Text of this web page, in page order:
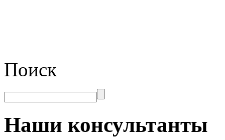
Поиск
Наши консультанты